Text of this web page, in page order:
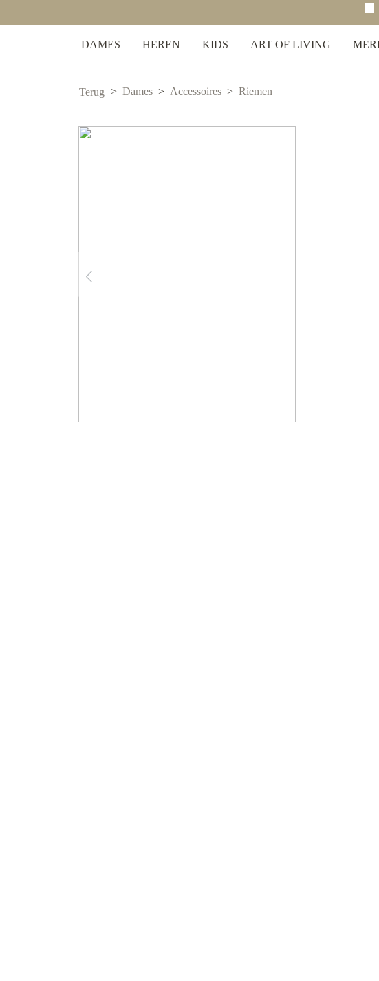
DAMES HEREN KIDS ART OF LIVING
Terug Dames Accessoires Riemen